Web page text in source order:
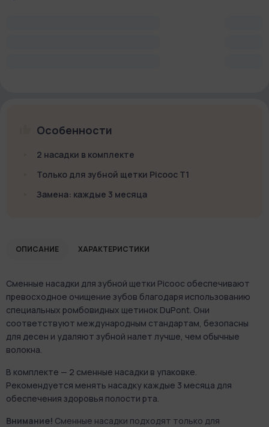
Особенности
2 насадки в комплекте
Только для зубной щетки Picooc T1
Замена: каждые 3 месяца
ОПИСАНИЕ ХАРАКТЕРИСТИКИ
Сменные насадки для зубной щетки Picooc обеспечивают
превосходное очищение зубов благодаря использованию
специальных ромбовидных щетинок DuPont. Они
соответствуют международным стандартам, безопасны
для десен и удаляют зубной налет лучше, чем обычные
волокна.
В комплекте — 2 сменные насадки в упаковке.
Рекомендуется менять насадку каждые 3 месяца для
обеспечения здоровья полости рта.
Внимание! Сменные насадки подходят только для